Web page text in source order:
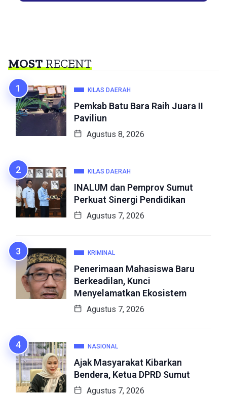
MOSTRECENT
KILAS DAERAH
Pemkab Batu Bara Raih Juara II
Paviliun
Agustus 8, 2026
KILAS DAERAH
INALUM dan Pemprov Sumut
Perkuat Sinergi Pendidikan
Agustus 7, 2026
KRIMINAL
Penerimaan Mahasiswa Baru
Berkeadilan, Kunci
Menyelamatkan Ekosistem
Agustus 7, 2026
NASIONAL
Ajak Masyarakat Kibarkan
Bendera, Ketua DPRD Sumut
Agustus 7, 2026